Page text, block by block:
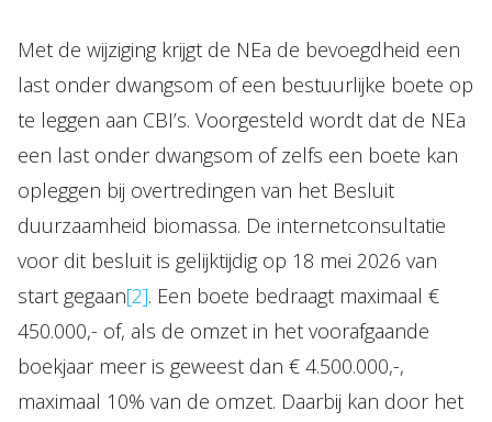
Met de wijziging krijgt de NEa de bevoegdheid een
last onder dwangsom of een bestuurlijke boete op
te leggen aan CBI’s. Voorgesteld wordt dat de NEa
een last onder dwangsom of zelfs een boete kan
opleggen bij overtredingen van het Besluit
duurzaamheid biomassa. De internetconsultatie
voor dit besluit is gelijktijdig op 18 mei 2026 van
start gegaan[2]. Een boete bedraagt maximaal €
450.000,- of, als de omzet in het voorafgaande
boekjaar meer is geweest dan € 4.500.000,-,
maximaal 10% van de omzet. Daarbij kan door het